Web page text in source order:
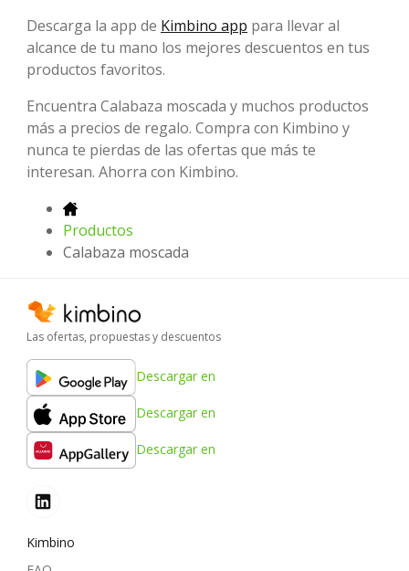
Descarga la app de Kimbino app para llevar al
alcance de tu mano los mejores descuentos en tus
productos favoritos.
Encuentra Calabaza moscada y muchos productos
más a precios de regalo. Compra con Kimbino y
nunca te pierdas de las ofertas que más te
interesan. Ahorra con Kimbino.
Productos
Calabaza moscada
Las ofertas, propuestas y descuentos
Descargar en
Descargar en
Descargar en
Kimbino